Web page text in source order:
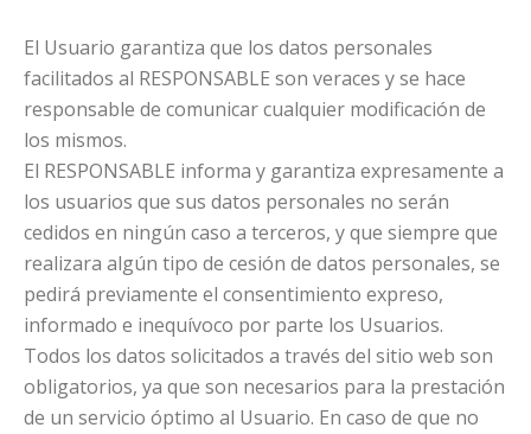
El Usuario garantiza que los datos personales
facilitados al RESPONSABLE son veraces y se hace
responsable de comunicar cualquier modificación de
los mismos.
El RESPONSABLE informa y garantiza expresamente a
los usuarios que sus datos personales no serán
cedidos en ningún caso a terceros, y que siempre que
realizara algún tipo de cesión de datos personales, se
pedirá previamente el consentimiento expreso,
informado e inequívoco por parte los Usuarios.
Todos los datos solicitados a través del sitio web son
obligatorios, ya que son necesarios para la prestación
de un servicio óptimo al Usuario. En caso de que no